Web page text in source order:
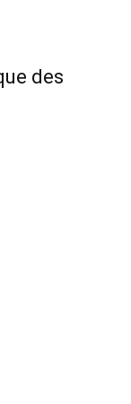
des